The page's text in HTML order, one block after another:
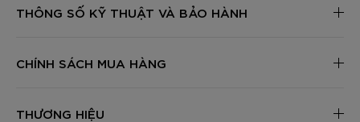
THÔNG SỐ KỸ THUẬT VÀ BẢO HÀNH
CHÍNH SÁCH MUA HÀNG
THƯƠNG HIỆU